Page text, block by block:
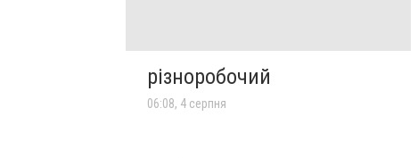
різноробочий
06:08, 4 серпня